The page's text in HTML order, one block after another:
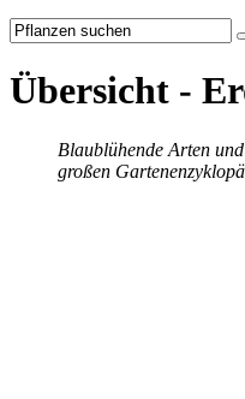
Übersicht -
Blaublühende Arten
großen